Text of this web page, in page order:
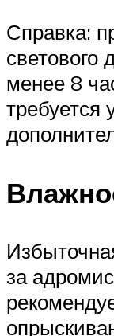
Справка:
светового
менее 8
требуется
за